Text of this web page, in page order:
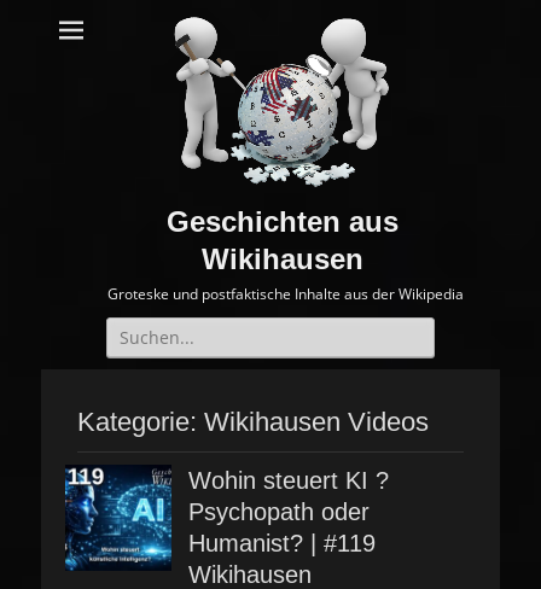
Geschichten aus
Wikihausen
Groteske und postfaktische Inhalte aus der Wikipedia
Suche
nach:
Kategorie: Wikihausen Videos
Wohin steuert KI ?
Psychopath oder
Humanist? | #119
Wikihausen